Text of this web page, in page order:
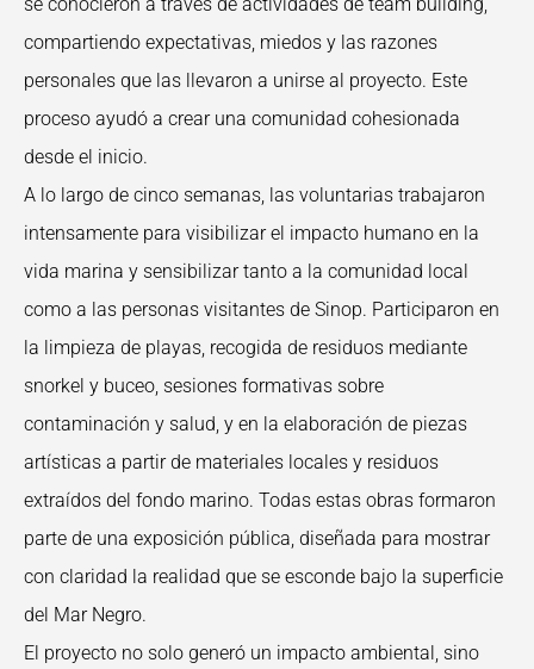
compartiendo expectativas, miedos y las razones
personales que las llevaron a unirse al proyecto. Este
proceso ayudó a crear una comunidad cohesionada
desde el inicio.
A lo largo de cinco semanas, las voluntarias trabajaron
intensamente para visibilizar el impacto humano en la
vida marina y sensibilizar tanto a la comunidad local
como a las personas visitantes de Sinop. Participaron en
la limpieza de playas, recogida de residuos mediante
snorkel y buceo, sesiones formativas sobre
contaminación y salud, y en la elaboración de piezas
artísticas a partir de materiales locales y residuos
extraídos del fondo marino. Todas estas obras formaron
parte de una exposición pública, diseñada para mostrar
con claridad la realidad que se esconde bajo la superficie
del Mar Negro.
El proyecto no solo generó un impacto ambiental, sino